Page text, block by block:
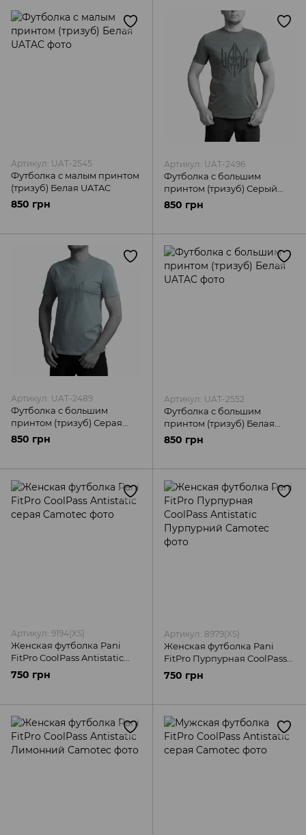
Артикул: UAT-2545
Футболка с малым принтом
(тризуб) Белая UATAC
850 грн
Артикул: UAT-2496
Футболка с большим
принтом (тризуб) Серый
меланж UATAC
850 грн
Артикул: UAT-2489
Футболка с большим
принтом (тризуб) Серая
UATAC
850 грн
Артикул: UAT-2552
Футболка с большим
принтом (тризуб) Белая
UATAC
850 грн
Артикул: 9194(XS)
Женская футболка Pani
FitPro CoolPass Antistatic
серая Camotec
750 грн
Артикул: 8979(XS)
Женская футболка Pani
FitPro Пурпурная CoolPass
Antistatic Пурпурний
Camotec
750 грн